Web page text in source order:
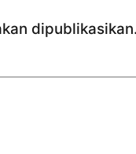
dipublikasikan.